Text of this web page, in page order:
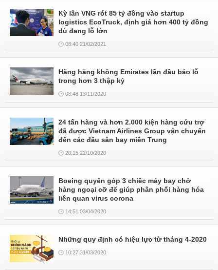
Kỳ lân VNG rót 85 tỷ đồng vào startup
logistics EcoTruck, định giá hơn 400 tỷ đồng
dù đang lỗ lớn
08:40 21/02/2021
Hãng hàng không Emirates lần đầu báo lỗ
trong hơn 3 thập kỷ
08:48 13/11/2020
24 tấn hàng và hơn 2.000 kiện hàng cứu trợ
đã được Vietnam Airlines Group vận chuyển
đến các đầu sân bay miền Trung
20:15 22/10/2020
Boeing quyên góp 3 chiếc máy bay chở
hàng ngoại cỡ để giúp phân phối hàng hóa
liên quan virus corona
14:51 03/04/2020
Những quy định có hiệu lực từ tháng 4-2020
10:27 31/03/2020